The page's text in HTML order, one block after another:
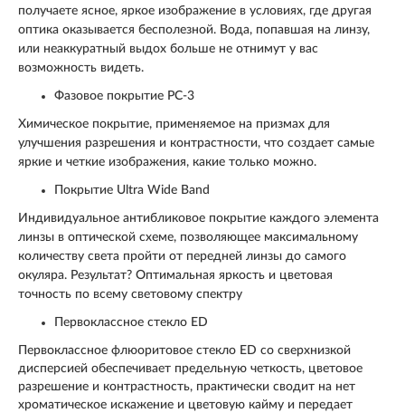
получаете ясное, яркое изображение в условиях, где другая
оптика оказывается бесполезной. Вода, попавшая на линзу,
или неаккуратный выдох больше не отнимут у вас
возможность видеть.
Фазовое покрытие PC-3
Химическое покрытие, применяемое на призмах для
улучшения разрешения и контрастности, что создает самые
яркие и четкие изображения, какие только можно.
Покрытие Ultra Wide Band
Индивидуальное антибликовое покрытие каждого элемента
линзы в оптической схеме, позволяющее максимальному
количеству света пройти от передней линзы до самого
окуляра. Результат? Оптимальная яркость и цветовая
точность по всему световому спектру
Первоклассное стекло ED
Первоклассное флюоритовое стекло ED со сверхнизкой
дисперсией обеспечивает предельную четкость, цветовое
разрешение и контрастность, практически сводит на нет
хроматическое искажение и цветовую кайму и передает